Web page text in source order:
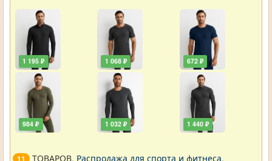
1 195 ₽
984 ₽
1 068 ₽
1 032 ₽
672 ₽
1 440 ₽
11 ТОВАРОВ. Распродажа для спорта и фитнеса.